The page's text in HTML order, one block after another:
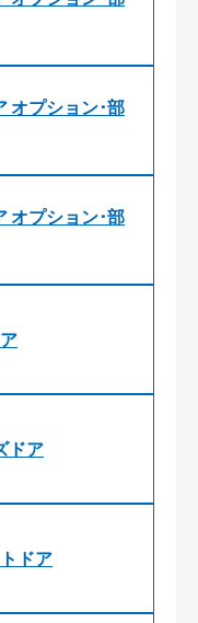
オプション･部
オプション･部
ドア
ドア